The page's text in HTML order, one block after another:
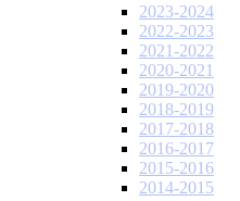
2023-2024
2022-2023
2021-2022
2020-2021
2019-2020
2018-2019
2017-2018
2016-2017
2015-2016
2014-2015